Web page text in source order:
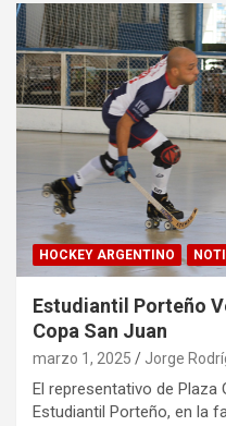
HOCKEY ARGENTINO
Estudiantil Porteño
Copa San Juan
marzo 1, 2025 Jorge
El representativo de Plaza
Estudiantil Porteño, en la